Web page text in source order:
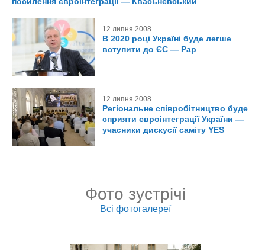
12 липня 2008
В 2020 році Україні буде легше
вступити до ЄС — Рар
12 липня 2008
Регіональне співробітництво буде
сприяти євроінтеграції України —
учасники дискусії саміту YES
Фото зустрічі
Всі фотогалереї